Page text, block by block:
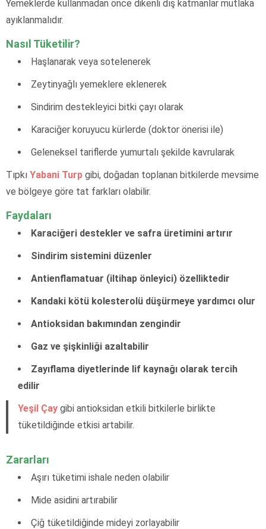
Yemeklerde kullanmadan önce dikenli dış katmanlar mutlaka
ayıklanmalıdır.
Nasıl Tüketilir?
Haşlanarak veya sotelenerek
Zeytinyağlı yemeklere eklenerek
Sindirim destekleyici bitki çayı olarak
Karaciğer koruyucu kürlerde (doktor önerisi ile)
Geleneksel tariflerde yumurtalı şekilde kavrularak
Tıpkı Yabani Turp gibi, doğadan toplanan bitkilerde mevsime
ve bölgeye göre tat farkları olabilir.
Faydaları
Karaciğeri destekler ve safra üretimini artırır
Sindirim sistemini düzenler
Antienflamatuar (iltihap önleyici) özelliktedir
Kandaki kötü kolesterolü düşürmeye yardımcı olur
Antioksidan bakımından zengindir
Gaz ve şişkinliği azaltabilir
Zayıflama diyetlerinde lif kaynağı olarak tercih
edilir
Yeşil Çay gibi antioksidan etkili bitkilerle birlikte
tüketildiğinde etkisi artabilir.
Zararları
Aşırı tüketimi ishale neden olabilir
Mide asidini artırabilir
Çiğ tüketildiğinde mideyi zorlayabilir